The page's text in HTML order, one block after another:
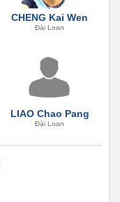
CHENG Kai Wen
Đài Loan
LIAO Chao Pang
Đài Loan